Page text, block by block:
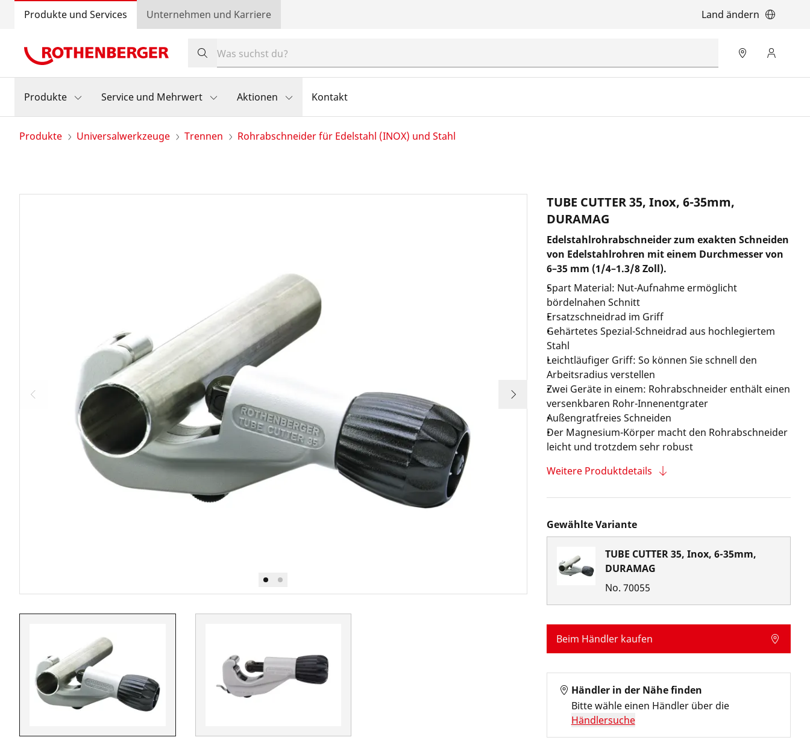
Produkte und Services Unternehmen und Karriere Land ändern
Produkte Service und Mehrwert Aktionen Kontakt
Produkte Universalwerkzeuge Trennen Rohrabschneider für Edelstahl (INOX) und Stahl
TUBE CUTTER 35, Inox, 6-35mm,
DURAMAG
Edelstahlrohrabschneider zum exakten Schneiden
von Edelstahlrohren mit einem Durchmesser von
6–35 mm (1/4–1.3/8 Zoll).
Spart Material: Nut-Aufnahme ermöglicht
bördelnahen Schnitt
Ersatzschneidrad im Griff
Gehärtetes Spezial-Schneidrad aus hochlegiertem
Stahl
Leichtläufiger Griff: So können Sie schnell den
Arbeitsradius verstellen
Zwei Geräte in einem: Rohrabschneider enthält einen
versenkbaren Rohr-Innenentgrater
Außengratfreies Schneiden
Der Magnesium-Körper macht den Rohrabschneider
leicht und trotzdem sehr robust
Weitere Produktdetails
Gewählte Variante
TUBE CUTTER 35, Inox, 6-35mm,
DURAMAG
No. 70055
Beim Händler kaufen
Händler in der Nähe finden
Bitte wähle einen Händler über die
Händlersuche